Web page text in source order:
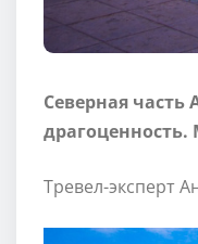
Северная
драгоценность.
Тревел-эксперт